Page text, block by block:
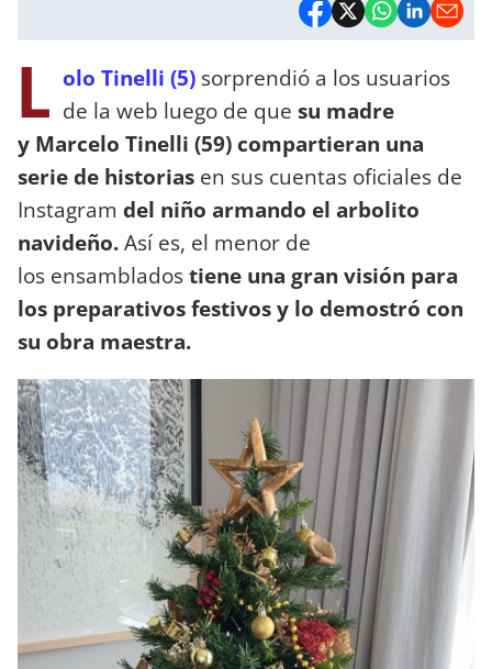
L olo Tinelli (5) sorprendió a los usuarios
de la web luego de que su madre
y Marcelo Tinelli (59) compartieran una
serie de historias en sus cuentas oficiales de
Instagram del niño armando el arbolito
navideño.Así es, el menor de
los ensambladostiene una gran visión para
los preparativos festivos y lo demostró con
su obra maestra.